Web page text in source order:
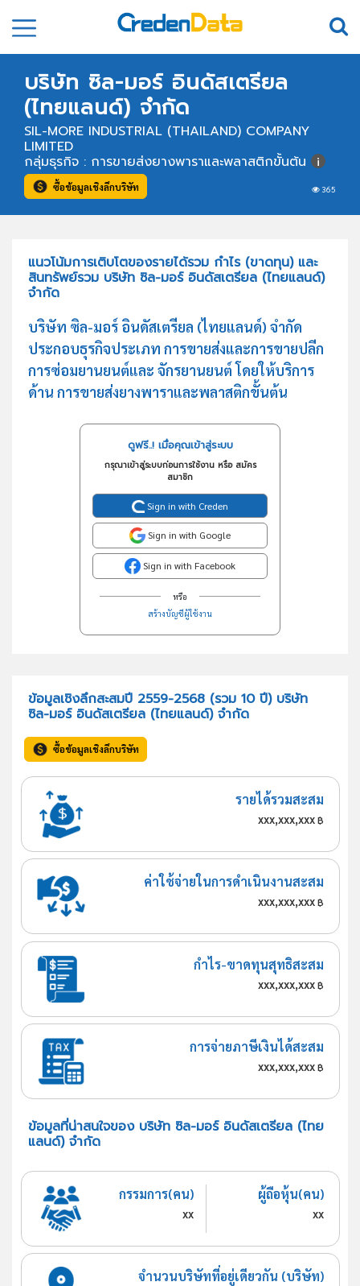
บริษัท ซิล-มอร์ อินดัสเตรียล
(ไทยแลนด์) จำกัด
SIL-MORE INDUSTRIAL (THAILAND) COMPANY
LIMITED
365
กลุ่มธุรกิจ : การขายส่งยางพาราและพลาสติกขั้นต้น
ซื้อข้อมูลเชิงลึกบริษัท
แนวโน้มการเติบโตของรายได้รวม กำไร (ขาดทุน) และ
สินทรัพย์รวม บริษัท ซิล-มอร์ อินดัสเตรียล (ไทยแลนด์)
จำกัด
บริษัท ซิล-มอร์ อินดัสเตรียล (ไทยแลนด์) จำกัด
ประกอบธุรกิจประเภท การขายส่งและการขายปลีก
การซ่อมยานยนต์และ จักรยานยนต์ โดยให้บริการ
ด้าน การขายส่งยางพาราและพลาสติกขั้นต้น
ดูฟรี..! เมื่อคุณเข้าสู่ระบบ
กรุณาเข้าสู่ระบบก่อนการใช้งาน หรือ สมัคร
สมาชิก
Sign in with Creden
Sign in with Google
Sign in with Facebook
หรือ
สร้างบัญชีผู้ใช้งาน
ข้อมูลเชิงลึกสะสมปี 2559-2568 (รวม 10 ปี) บริษัท
ซิล-มอร์ อินดัสเตรียล (ไทยแลนด์) จำกัด
ซื้อข้อมูลเชิงลึกบริษัท
รายได้รวมสะสม
xxx,xxx,xxx฿
ค่าใช้จ่ายในการดำเนินงานสะสม
xxx,xxx,xxx฿
กำไร-ขาดทุนสุทธิสะสม
xxx,xxx,xxx฿
การจ่ายภาษีเงินได้สะสม
xxx,xxx,xxx฿
ข้อมูลที่น่าสนใจของ บริษัท ซิล-มอร์ อินดัสเตรียล (ไทย
แลนด์) จำกัด
กรรมการ(คน)
xx
ผู้ถือหุ้น(คน)
xx
จำนวนบริษัทที่อยู่เดียวกัน (บริษัท)